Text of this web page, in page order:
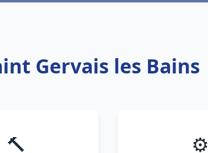
Gervais les Bains
🔨 ⚙️